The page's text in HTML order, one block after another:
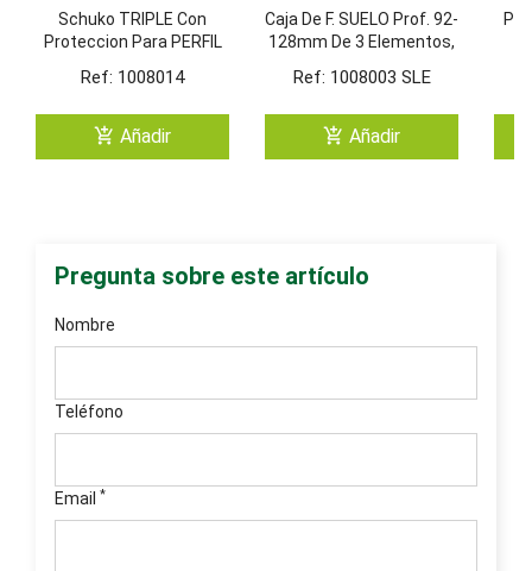
Schuko TRIPLE Con
Proteccion Para PERFIL
Ref: 1008014
add_shopping_cart Añadir
Caja De F. SUELO Prof. 92-
128mm De 3 Elementos,
(Blanco/4)
Ref: 1008003 SLE
add_shopping_cart Añadir
Pregunta sobre este artículo
Nombre
Teléfono
Email *